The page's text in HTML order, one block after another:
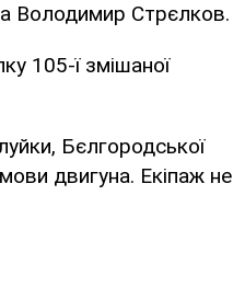
Володимир Стрєлков.
105-ї змішаної
Бєлгородської
двигуна. Екіпаж не